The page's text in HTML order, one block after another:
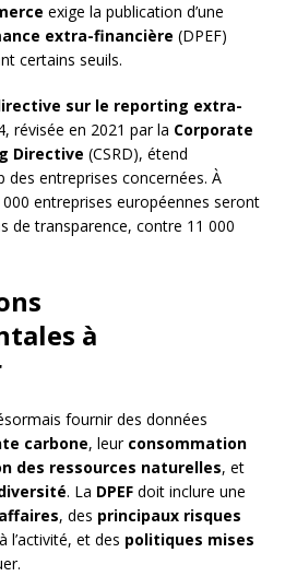
exige la publication d’une
extra-financière (DPEF)
certains seuils.
sur le reporting extra-
révisée en 2021 par la Corporate
Directive (CSRD), étend
entreprises concernées. À
entreprises européennes seront
de transparence, contre 11 000
à
fournir des données
carbone, leur consommation
des ressources naturelles, et
. La DPEF doit inclure une
, des principaux risques
l’activité, et des politiques mises